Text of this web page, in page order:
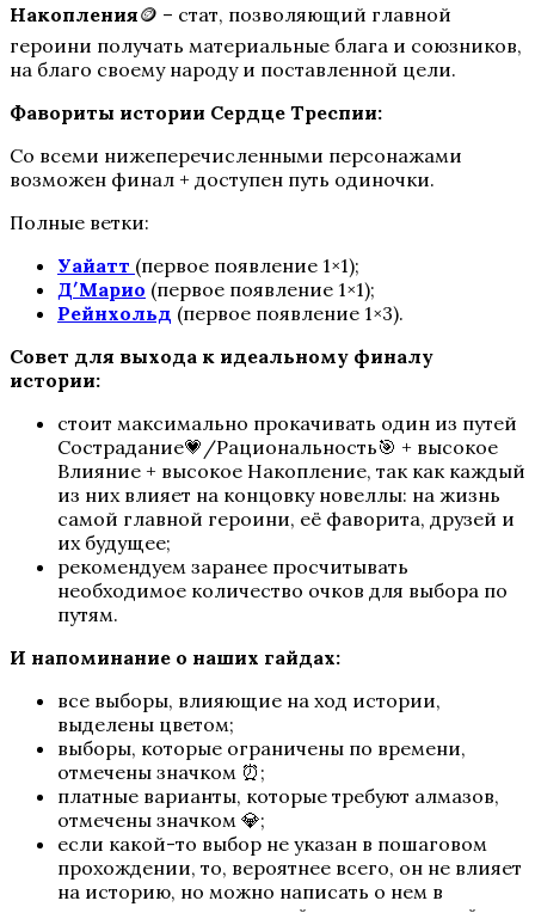
Бюро Параллельных Миров
Сага о Грозах
Накопления🪙 – стат, позволяющий главной
героини получать материальные блага и союзников,
на благо своему народу и поставленной цели.
Фавориты истории Сердце Треспии:
Co всеми нижеперечисленными персонажами
возможен финал + доступен путь одиночки.
Полные ветки:
Уайатт (первое появление 1×1);
Д′Марио (первое появление 1×1);
Рейнхольд (первое появление 1×3).
Совет для выхода к идеальному финалу
истории:
стоит максимально прокачивать один из путей
Сострадание💗/Рациональность🎯 + высокое
Влияние + высокое Накопление, так как каждый
из них влияет на концовку новеллы: на жизнь
самой главной героини, её фаворита, друзей и
их будущее;
рекомендуем заранее просчитывать
необходимое количество очков для выбора по
путям.
И напоминание о наших гайдах:
все выборы, влияющие на ход истории,
выделены цветом;
выборы, которые ограничены по времени,
отмечены значком ⏰;
платные варианты, которые требуют алмазов,
отмечены значком 💎;
если какой-то выбор не указан в пошаговом
прохождении, то, вероятнее всего, он не влияет
на историю, но можно написать о нем в